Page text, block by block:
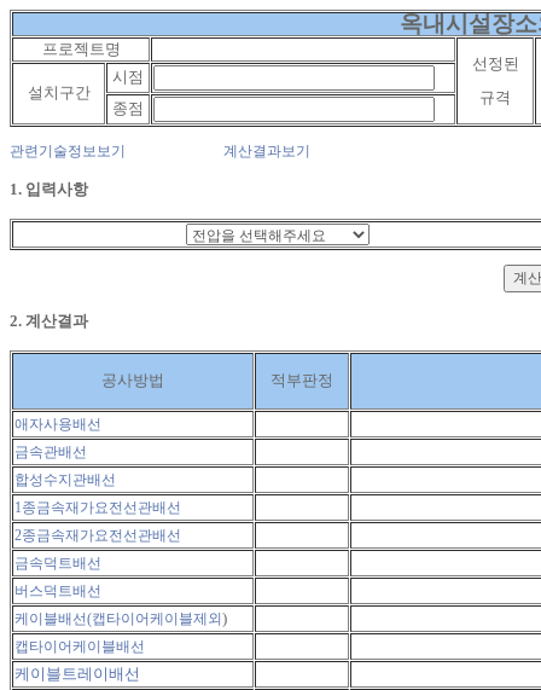
옥내시설장
프로젝트명
선정된
규격
설치구간
시점
종점
관련기술정보보기 계산결과보기
1. 입력사항
2. 계산결과
공사방법 적부판정
애자사용배선
금속관배선
합성수지관배선
1종금속재가요전선관배선
2종금속재가요전선관배선
금속덕트배선
버스덕트배선
케이블배선(캡타이어케이블제외)
캡타이어케이블배선
케이블트레이배선